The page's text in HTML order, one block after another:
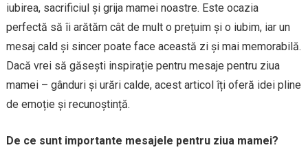
iubirea, sacrificiul și grija mamei noastre. Este ocazia
perfectă să îi arătăm cât de mult o prețuim și o iubim, iar un
mesaj cald și sincer poate face această zi și mai memorabilă.
Dacă vrei să găsești inspirație pentru mesaje pentru ziua
mamei – gânduri și urări calde, acest articol îți oferă idei pline
de emoție și recunoștință.
De ce sunt importante mesajele pentru ziua mamei?